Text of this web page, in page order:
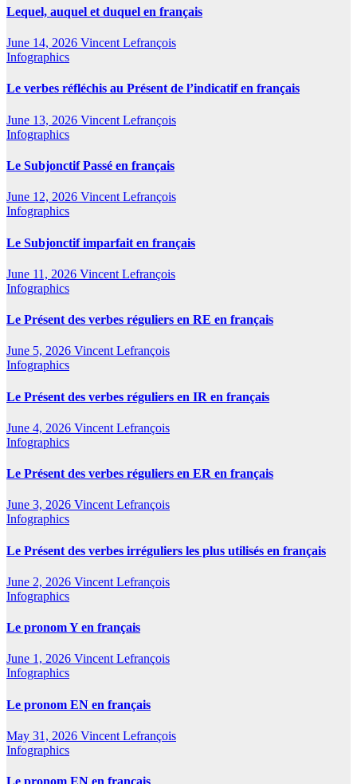
Lequel, auquel et duquel en français
June 14, 2026 Vincent Lefrançois
Infographics
Le verbes réfléchis au Présent de l’indicatif en français
June 13, 2026 Vincent Lefrançois
Infographics
Le Subjonctif Passé en français
June 12, 2026 Vincent Lefrançois
Infographics
Le Subjonctif imparfait en français
June 11, 2026 Vincent Lefrançois
Infographics
Le Présent des verbes réguliers en RE en français
June 5, 2026 Vincent Lefrançois
Infographics
Le Présent des verbes réguliers en IR en français
June 4, 2026 Vincent Lefrançois
Infographics
Le Présent des verbes réguliers en ER en français
June 3, 2026 Vincent Lefrançois
Infographics
Le Présent des verbes irréguliers les plus utilisés en français
June 2, 2026 Vincent Lefrançois
Infographics
Le pronom Y en français
June 1, 2026 Vincent Lefrançois
Infographics
Le pronom EN en français
May 31, 2026 Vincent Lefrançois
Infographics